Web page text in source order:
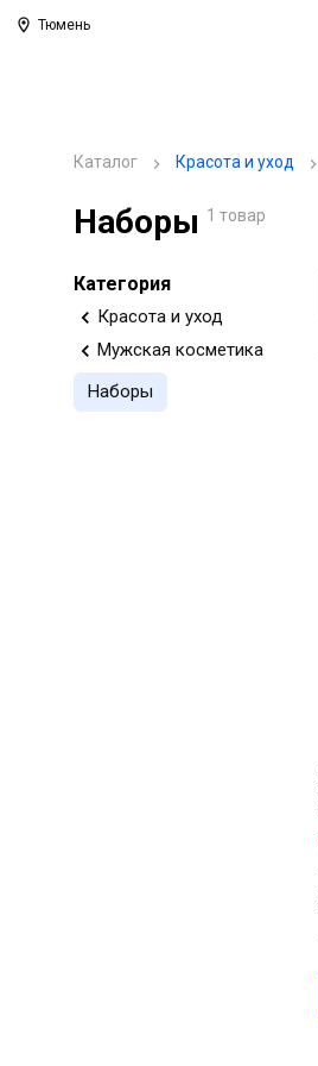
Тюмень
Каталог Красота и уход
Наборы 1 товар
Категория
Красота и уход
Мужская косметика
Наборы